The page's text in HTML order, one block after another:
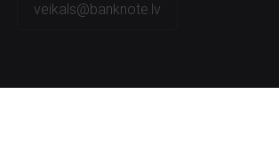
veikals@banknote.lv